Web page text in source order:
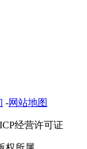
-网站地图
经营许可证